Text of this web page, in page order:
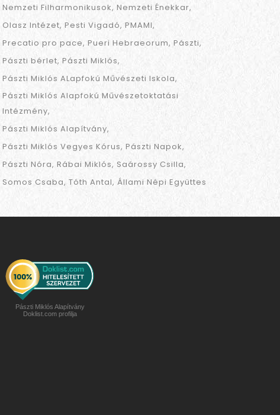
Nemzeti Filharmonikusok Nemzeti Énekkar
Olasz Intézet Pesti Vigadó PMAMI
Precatio pro pace Pueri Hebraeorum Pászti
Pászti bérlet Pászti Miklós
Pászti Miklós ALapfokú Művészeti Iskola
Pászti Miklós Alapfokú Művészetoktatási
Intézmény
Pászti Miklós Alapítvány
Pászti Miklós Vegyes Kórus Pászti Napok
Pászti Nóra Rábai Miklós Saárossy Csilla
Somos Csaba Tóth Antal Állami Népi Együttes
Pászti Miklós Alapítvány
Doklist.com profilja